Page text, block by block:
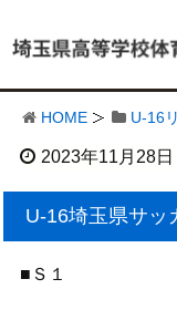
HOME U-16
2023年11月28日
U-16埼玉県サッ
■Ｓ１